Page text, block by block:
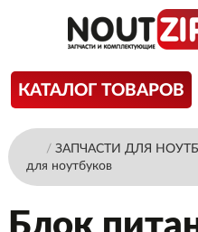
КАТАЛОГ ТОВАРОВ
/ ЗАПЧАСТИ ДЛЯ
для ноутбуков